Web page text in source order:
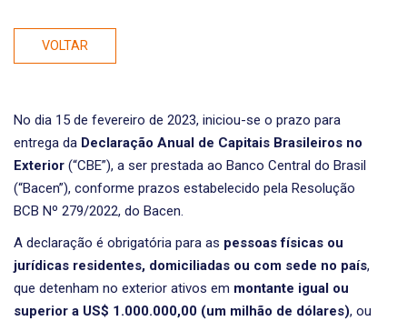
VOLTAR
No dia 15 de fevereiro de 2023, iniciou-se o prazo para
entrega da Declaração Anual de Capitais Brasileiros no
Exterior (“CBE”), a ser prestada ao Banco Central do Brasil
(“Bacen”), conforme prazos estabelecido pela Resolução
BCB Nº 279/2022, do Bacen.
A declaração é obrigatória para as pessoas físicas ou
jurídicas residentes, domiciliadas ou com sede no país,
que detenham no exterior ativos em montante igual ou
superior a US$ 1.000.000,00 (um milhão de dólares), ou